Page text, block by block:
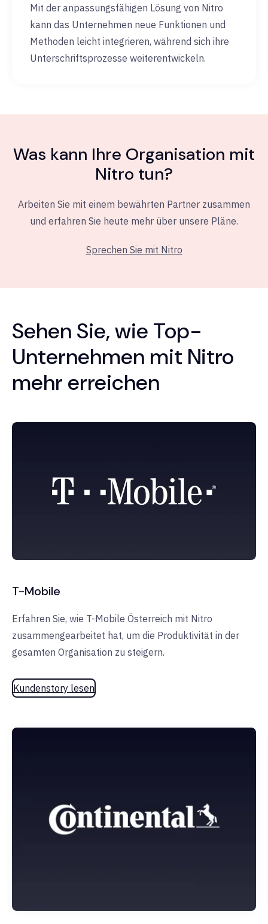
Mit der anpassungsfähigen Lösung von Nitro
kann das Unternehmen neue Funktionen und
Methoden leicht integrieren, während sich ihre
Unterschriftsprozesse weiterentwickeln.
Was kann Ihre Organisation mit
Nitro tun?
Arbeiten Sie mit einem bewährten Partner zusammen
und erfahren Sie heute mehr über unsere Pläne.
Sprechen Sie mit Nitro
Sehen Sie, wie Top-
Unternehmen mit Nitro
mehr erreichen
T-Mobile
Erfahren Sie, wie T-Mobile Österreich mit Nitro
zusammengearbeitet hat, um die Produktivität in der
gesamten Organisation zu steigern.
Kundenstory lesen